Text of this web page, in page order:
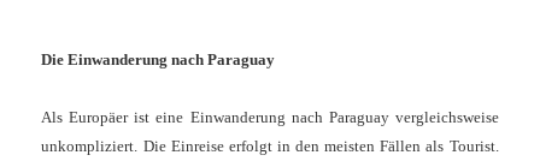
Die Einwanderung nach Paraguay
Als Europäer ist eine Einwanderung nach Paraguay vergleichsweise
unkompliziert. Die Einreise erfolgt in den meisten Fällen als Tourist.